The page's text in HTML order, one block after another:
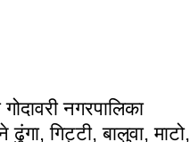
नगरपालिका
गिट्टी, बालुवा, माटो,